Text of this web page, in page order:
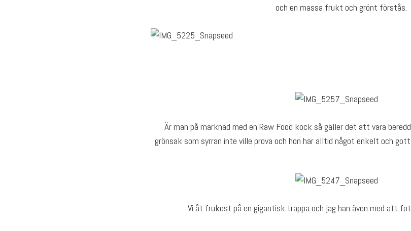
och en massa frukt och grönt förstås.
Är man på marknad med en Raw Food kock så gäller det att vara
grönsak som syrran inte ville prova och hon har alltid något enkelt och
Vi åt frukost på en gigantisk trappa och jag han även med att